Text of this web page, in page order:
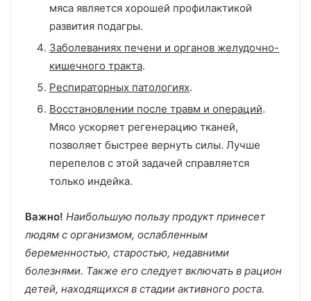
мяса является хорошей профилактикой
развития подагры.
Заболеваниях печени и органов желудочно-
кишечного тракта.
Респираторных патологиях.
Восстановлении после травм и операций.
Мясо ускоряет регенерацию тканей,
позволяет быстрее вернуть силы. Лучше
перепелов с этой задачей справляется
только индейка.
Важно! Наибольшую пользу продукт принесет
людям с организмом, ослабленным
беременностью, старостью, недавними
болезнями. Также его следует включать в рацион
детей, находящихся в стадии активного роста.